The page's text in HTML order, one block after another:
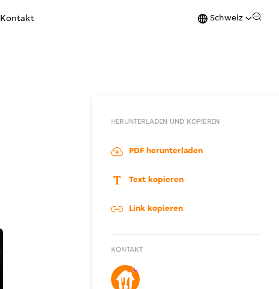
Kontakt Schweiz
HERUNTERLADEN UND KOPIEREN
PDF herunterladen
Text kopieren
Link kopieren
KONTAKT